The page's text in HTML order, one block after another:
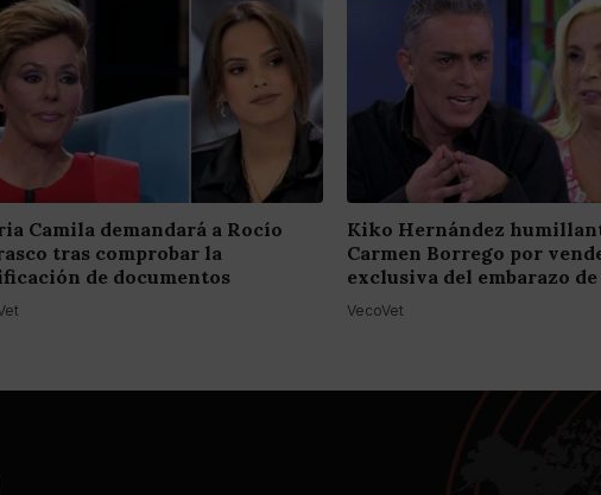
Camila demandará a Rocío
tras comprobar la
de documentos
Kiko Hernández
Carmen Borrego por
exclusiva del embarazo
VecoVet